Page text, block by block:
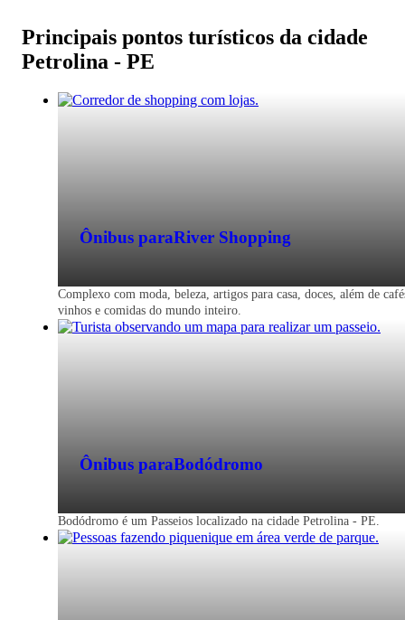
Principais pontos turísticos da cidade
Petrolina - PE
Ônibus paraRiver Shopping
Complexo com moda, beleza, artigos para casa, doces, além de
vinhos e comidas do mundo inteiro.
Ônibus paraBodódromo
Bodódromo é um Passeios localizado na cidade Petrolina - PE.